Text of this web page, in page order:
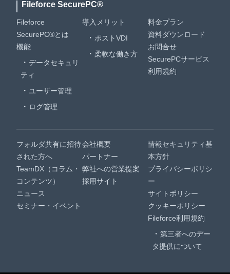
Fileforce SecurePC®
Fileforce
SecurePC®とは
機能
データセキュリ
ティ
ユーザー管理
ログ管理
導入メリット
ポストVDI
柔軟な働き方
料金プラン
資料ダウンロード
お問合せ
SecurePCサービス
利用規約
フォルダ共有に招待
された方へ
TeamDX（コラム・
コンテンツ）
ニュース
セミナー・イベント
会社概要
パートナー
弊社への営業提案
採用サイト
情報セキュリティ基
本方針
プライバシーポリシ
ー
サイトポリシー
クッキーポリシー
Fileforce利用規約
第三者へのデー
タ提供について